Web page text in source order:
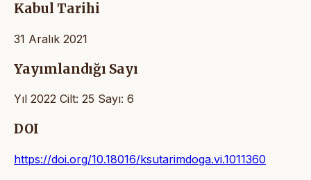
Kabul Tarihi
31 Aralık 2021
Yayımlandığı Sayı
Yıl 2022 Cilt: 25 Sayı: 6
DOI
https://doi.org/10.18016/ksutarimdoga.vi.1011360